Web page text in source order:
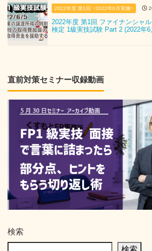
2022年度 第1回 ~2022年6月実施~
2022年度 第1回 ファイナンシャ
検定 1級実技試験 Part 2 (2022年
直前対策セミナー収録動画
検索
検索